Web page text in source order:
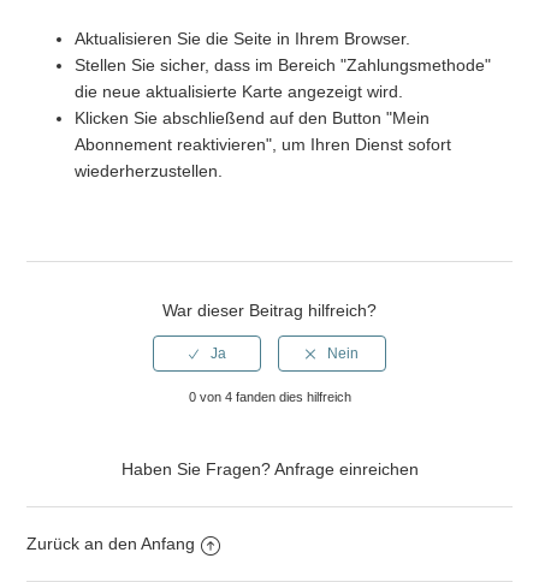
Aktualisieren Sie die Seite in Ihrem Browser.
Stellen Sie sicher, dass im Bereich "Zahlungsmethode"
die neue aktualisierte Karte angezeigt wird.
Klicken Sie abschließend auf den Button "Mein
Abonnement reaktivieren", um Ihren Dienst sofort
wiederherzustellen.
War dieser Beitrag hilfreich?
0 von 4 fanden dies hilfreich
Haben Sie Fragen?Anfrage einreichen
Zurück an den Anfang